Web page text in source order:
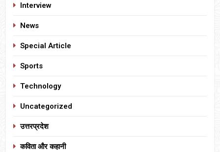
Interview
News
Special Article
Sports
Technology
Uncategorized
उत्तरप्रदेश
कविता और कहानी